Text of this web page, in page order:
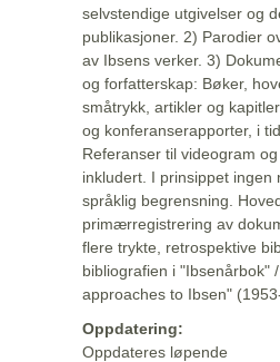
selvstendige utgivelser og
publikasjoner. 2) Parodier
av Ibsens verker. 3)
og forfatterskap: Bøker,
småtrykk, artikler og
og konferanserapporter, i
Referanser til videogram
inkludert. I prinsippet ingen
språklig begrensning.
primærregistrering av
flere trykte, retrospektive
bibliografien i "Ibsenårbok"
approaches to Ibsen"
Oppdatering:
Oppdateres løpende